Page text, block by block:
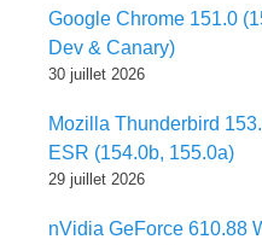
Google Chrome 151.0
Dev & Canary)
30 juillet 2026
Mozilla Thunderbird
ESR (154.0b, 155.0a)
29 juillet 2026
nVidia GeForce 610.88